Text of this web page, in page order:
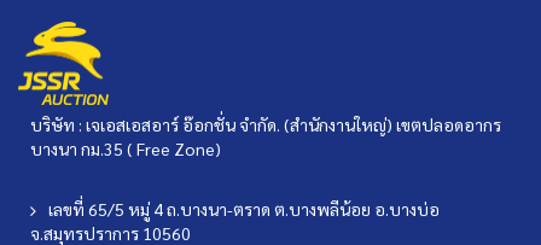
บริษัท : เจเอสเอสอาร์ อ๊อกชั่น จำกัด. (สำนักงานใหญ่) เขตปลอดอากร
บางนา กม.35 ( Free Zone)
เลขที่ 65/5 หมู่ 4 ถ.บางนา-ตราด ต.บางพลีน้อย อ.บางบ่อ
จ.สมุทรปราการ 10560